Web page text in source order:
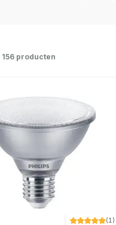
156 producten
(1)